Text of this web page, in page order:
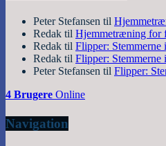
Peter Stefansen til
Redak til Hjemmetræning for
Redak til Flipper: Stemmerne
Redak til Flipper: Stemmerne
Peter Stefansen til Flipper:
4 Brugere Online
Navigation